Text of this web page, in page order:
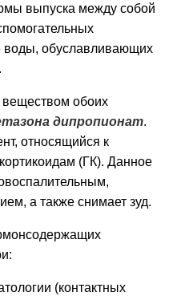
выпуска между собой
воды, обуславливающих
обоих
дипропионат.
относящийся к
(ГК). Данное
а также снимает зуд.
(контактных